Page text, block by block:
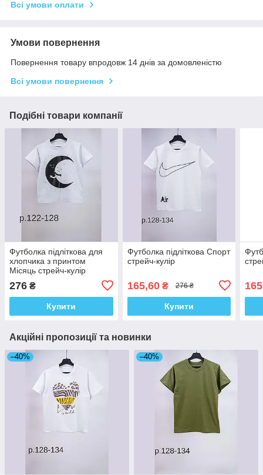
Всі умови оплати
Умови повернення
Повернення товару впродовж 14 днів за домовленістю
Всі умови повернення
Подібні товари компанії
Футболка підліткова для
хлопчика з принтом
Місяць стрейч-кулір
276 ₴
Купити
Футболка підліткова Спорт
стрейч-кулір
165,60₴ 276 ₴
Купити
Акційні пропозиції та новинки
–40% –40%